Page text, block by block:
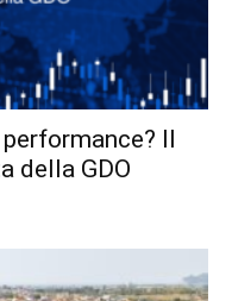
Il
della GDO